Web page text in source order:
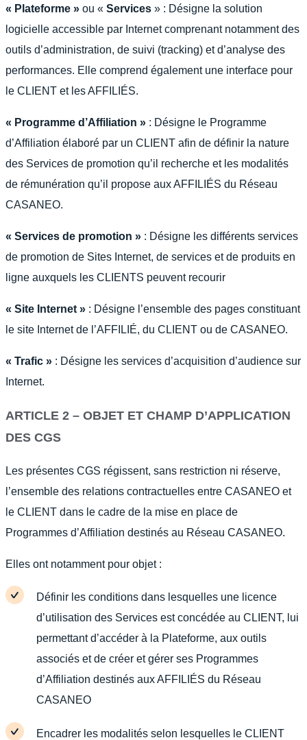
« Plateforme » ou « Services » : Désigne la solution
logicielle accessible par Internet comprenant notamment des
outils d’administration, de suivi (tracking) et d’analyse des
performances. Elle comprend également une interface pour
le CLIENT et les AFFILIÉS.
« Programme d’Affiliation » : Désigne le Programme
d’Affiliation élaboré par un CLIENT afin de définir la nature
des Services de promotion qu’il recherche et les modalités
de rémunération qu’il propose aux AFFILIÉS du Réseau
CASANEO.
« Services de promotion » : Désigne les différents services
de promotion de Sites Internet, de services et de produits en
ligne auxquels les CLIENTS peuvent recourir
« Site Internet » : Désigne l’ensemble des pages constituant
le site Internet de l’AFFILIÉ, du CLIENT ou de CASANEO.
« Trafic » : Désigne les services d’acquisition d’audience sur
Internet.
ARTICLE 2 – OBJET ET CHAMP D’APPLICATION
DES CGS
Les présentes CGS régissent, sans restriction ni réserve,
l’ensemble des relations contractuelles entre CASANEO et
le CLIENT dans le cadre de la mise en place de
Programmes d’Affiliation destinés au Réseau CASANEO.
Elles ont notamment pour objet :
Définir les conditions dans lesquelles une licence
d’utilisation des Services est concédée au CLIENT, lui
permettant d’accéder à la Plateforme, aux outils
associés et de créer et gérer ses Programmes
d’Affiliation destinés aux AFFILIÉS du Réseau
CASANEO
Encadrer les modalités selon lesquelles le CLIENT